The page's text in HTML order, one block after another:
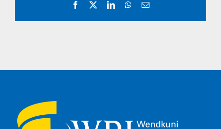
Facebook LinkedInWhatsApp
Email